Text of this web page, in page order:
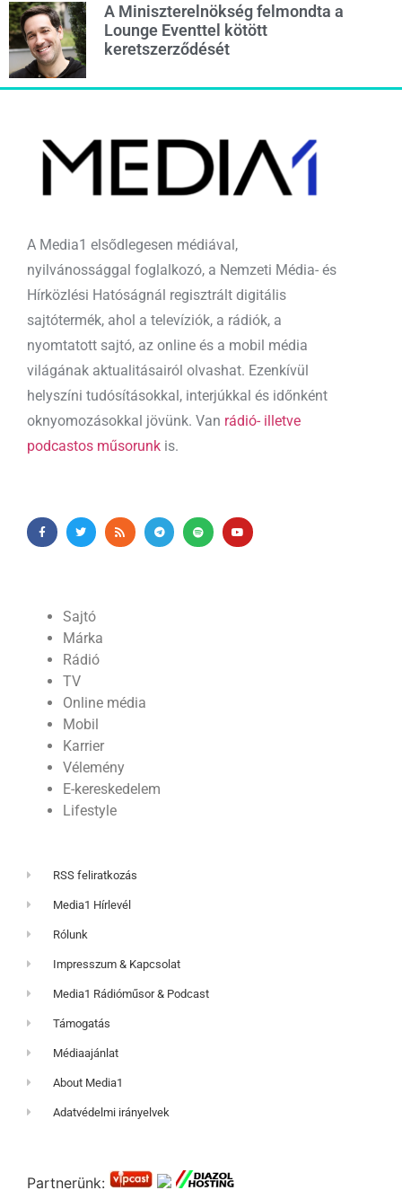
A Miniszterelnökség felmondta a
Lounge Eventtel kötött
keretszerződését
A Media1 elsődlegesen médiával,
nyilvánossággal foglalkozó, a Nemzeti Média- és
Hírközlési Hatóságnál regisztrált digitális
sajtótermék, ahol a televíziók, a rádiók, a
nyomtatott sajtó, az online és a mobil média
világának aktualitásairól olvashat. Ezenkívül
helyszíni tudósításokkal, interjúkkal és időnként
oknyomozásokkal jövünk. Van rádió- illetve
podcastos műsorunk is.
Sajtó
Márka
Rádió
TV
Online média
Mobil
Karrier
Vélemény
E-kereskedelem
Lifestyle
RSS feliratkozás
Media1 Hírlevél
Rólunk
Impresszum & Kapcsolat
Media1 Rádióműsor & Podcast
Támogatás
Médiaajánlat
About Media1
Adatvédelmi irányelvek
Partnerünk: